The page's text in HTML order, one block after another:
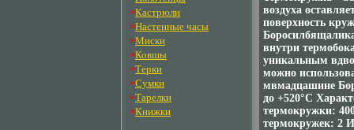
»Кастрюли
»Настенные часы
»Миски
»Ковшы
»Терки
»Сумки
»Тарелки
»Книжки
воздуха
поверхность
внутри
уникальным
можно
мвмадцашине
до +520°C
термокружки:
термокружек: 2